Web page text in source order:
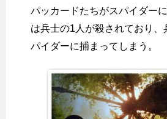
パッカードたちがスパイダー
は兵士の1人が殺されており、
パイダーに捕まってしまう。